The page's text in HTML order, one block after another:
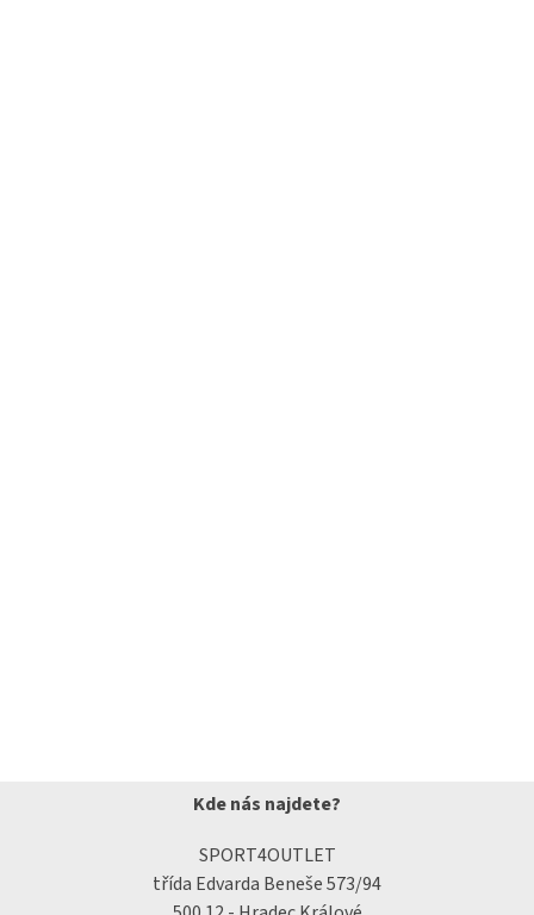
Kde nás najdete?
SPORT4OUTLET
třída Edvarda Beneše 573/94